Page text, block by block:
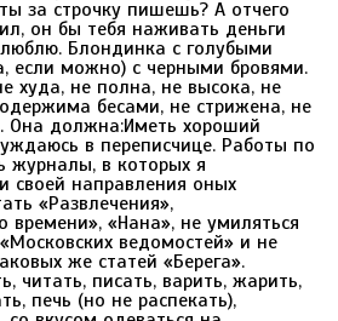
за строчку пишешь? А отчего
он бы тебя наживать деньги
Блондинка с голубыми
если можно) с черными бровями.
худа, не полна, не высока, не
бесами, не стрижена, не
Она должна:Иметь хороший
в переписчице. Работы по
журналы, в которых я
своей направления оных
«Развлечения»,
времени», «Нана», не умиляться
ведомостей» и не
же статей «Берега».
читать, писать, варить, жарить,
печь (но не распекать),